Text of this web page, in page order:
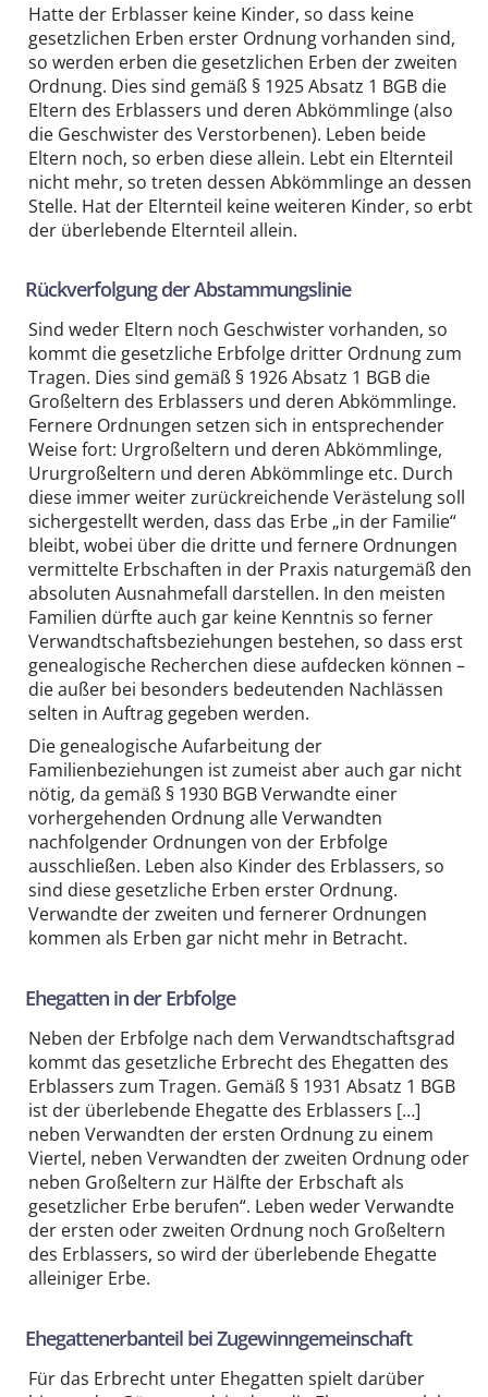
Hatte der Erblasser keine Kinder, so dass keine
gesetzlichen Erben erster Ordnung vorhanden sind,
so werden erben die gesetzlichen Erben der zweiten
Ordnung. Dies sind gemäß § 1925 Absatz 1 BGB die
Eltern des Erblassers und deren Abkömmlinge (also
die Geschwister des Verstorbenen). Leben beide
Eltern noch, so erben diese allein. Lebt ein Elternteil
nicht mehr, so treten dessen Abkömmlinge an dessen
Stelle. Hat der Elternteil keine weiteren Kinder, so erbt
der überlebende Elternteil allein.
Rückverfolgung der Abstammungslinie
Sind weder Eltern noch Geschwister vorhanden, so
kommt die gesetzliche Erbfolge dritter Ordnung zum
Tragen. Dies sind gemäß § 1926 Absatz 1 BGB die
Großeltern des Erblassers und deren Abkömmlinge.
Fernere Ordnungen setzen sich in entsprechender
Weise fort: Urgroßeltern und deren Abkömmlinge,
Ururgroßeltern und deren Abkömmlinge etc. Durch
diese immer weiter zurückreichende Verästelung soll
sichergestellt werden, dass das Erbe „in der Familie“
bleibt, wobei über die dritte und fernere Ordnungen
vermittelte Erbschaften in der Praxis naturgemäß den
absoluten Ausnahmefall darstellen. In den meisten
Familien dürfte auch gar keine Kenntnis so ferner
Verwandtschaftsbeziehungen bestehen, so dass erst
genealogische Recherchen diese aufdecken können –
die außer bei besonders bedeutenden Nachlässen
selten in Auftrag gegeben werden.
Die genealogische Aufarbeitung der
Familienbeziehungen ist zumeist aber auch gar nicht
nötig, da gemäß § 1930 BGB Verwandte einer
vorhergehenden Ordnung alle Verwandten
nachfolgender Ordnungen von der Erbfolge
ausschließen. Leben also Kinder des Erblassers, so
sind diese gesetzliche Erben erster Ordnung.
Verwandte der zweiten und fernerer Ordnungen
kommen als Erben gar nicht mehr in Betracht.
Ehegatten in der Erbfolge
Neben der Erbfolge nach dem Verwandtschaftsgrad
kommt das gesetzliche Erbrecht des Ehegatten des
Erblassers zum Tragen. Gemäß § 1931 Absatz 1 BGB
ist der überlebende Ehegatte des Erblassers […]
neben Verwandten der ersten Ordnung zu einem
Viertel, neben Verwandten der zweiten Ordnung oder
neben Großeltern zur Hälfte der Erbschaft als
gesetzlicher Erbe berufen“. Leben weder Verwandte
der ersten oder zweiten Ordnung noch Großeltern
des Erblassers, so wird der überlebende Ehegatte
alleiniger Erbe.
Ehegattenerbanteil bei Zugewinngemeinschaft
Für das Erbrecht unter Ehegatten spielt darüber